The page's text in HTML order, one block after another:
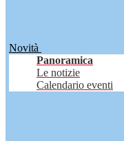
Novità
Panoramica
Le notizie
Calendario eventi